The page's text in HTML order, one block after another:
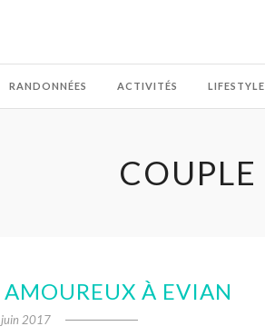
RANDONNÉES ACTIVITÉS LIFESTYLE
COUPLE
À EVIAN
2017